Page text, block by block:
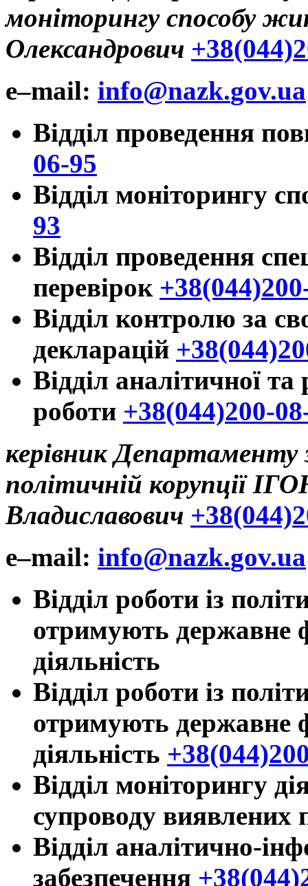
моніторингу способу
Олександрович
e–mail: info@nazk.gov.ua
Відділ проведення
06-95
Відділ моніторингу
93
Відділ проведення
перевірок
Відділ контролю за
декларацій
Відділ аналітичної
роботи +38(044)200-
керівник Департаменту
політичній корупції
Владиславович
e–mail: info@nazk.gov.ua
Відділ роботи із
отримують державне
діяльність
Відділ роботи із
отримують державне
діяльність
Відділ моніторингу
супроводу виявлених
Відділ аналітично-
забезпечення